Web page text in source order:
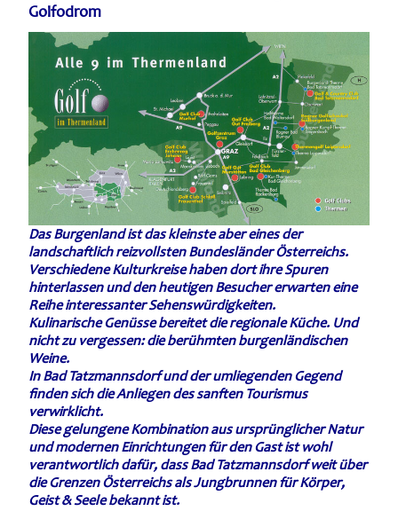
Golfodrom
Das Burgenland ist das kleinste aber eines der
landschaftlich reizvollsten Bundesländer Österreichs.
Verschiedene Kulturkreise haben dort ihre Spuren
hinterlassen und den heutigen Besucher erwarten eine
Reihe interessanter Sehenswürdigkeiten.
Kulinarische Genüsse bereitet die regionale Küche. Und
nicht zu vergessen: die berühmten burgenländischen
Weine.
In Bad Tatzmannsdorf und der umliegenden Gegend
finden sich die Anliegen des sanften Tourismus
verwirklicht.
Diese gelungene Kombination aus ursprünglicher Natur
und modernen Einrichtungen für den Gast ist wohl
verantwortlich dafür, dass Bad Tatzmannsdorf weit über
die Grenzen Österreichs als Jungbrunnen für Körper,
Geist & Seele bekannt ist.